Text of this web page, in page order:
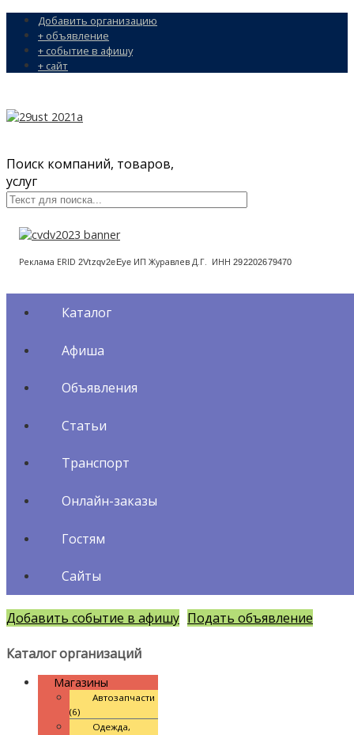
Добавить организацию
+ объявление
+ событие в афишу
+ сайт
Поиск компаний, товаров,
услуг
Реклама ERID 2Vtzqv2eEye ИП Журавлев Д.Г. ИНН292202679470
Каталог
Афиша
Объявления
Статьи
Транспорт
Онлайн-заказы
Гостям
Сайты
Добавить событие в афишу Подать объявление
Каталог организаций
Магазины
Автозапчасти
(6)
Одежда,